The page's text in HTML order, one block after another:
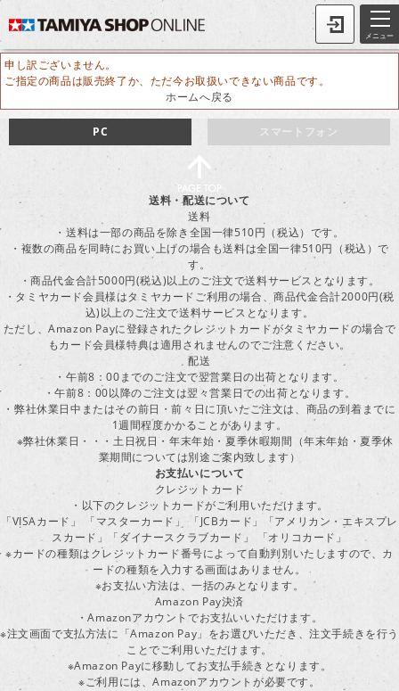
メニュー
申し訳ございません。
ご指定の商品は販売終了か、ただ今お取扱いできない商品です。
ホームへ戻る
スマートフォン
PC
送料・配送について
送料
・送料は一部の商品を除き全国一律510円（税込）です。
・複数の商品を同時にお買い上げの場合も送料は全国一律510円（税込）で
す。
・商品代金合計5000円(税込)以上のご注文で送料サービスとなります。
・タミヤカード会員様はタミヤカードご利用の場合、商品代金合計2000円(税
込)以上のご注文で送料サービスとなります。
ただし、Amazon Payに登録されたクレジットカードがタミヤカードの場合で
もカード会員様特典は適用されませんのでご注意ください。
配送
・午前8：00までのご注文で翌営業日の出荷となります。
・午前8：00以降のご注文は翌々営業日での出荷となります。
・弊社休業日中またはその前日・前々日に頂いたご注文は、商品の到着までに
1週間程度かかることがあります。
※弊社休業日・・・土日祝日・年末年始・夏季休暇期間（年末年始・夏季休
業期間については別途ご案内致します）
お支払いについて
クレジットカード
・以下のクレジットカードがご利用いただけます。
「VISAカード」 「マスターカード」 「JCBカード」「アメリカン・エキスプレ
スカード」「ダイナースクラブカード」 「オリコカード」
※カードの種類はクレジットカード番号によって自動判別いたしますので、カ
ードの種類を入力する画面はありません。
※お支払い方法は、一括のみとなります。
Amazon Pay決済
・Amazonアカウントでお支払いいただけます。
※注文画面で支払方法に「Amazon Pay」をお選びいただき、注文手続きを行う
ことでご利用いただけます。
※Amazon Payに移動してお支払手続きとなります。
※ご利用には、Amazonアカウントが必要です。